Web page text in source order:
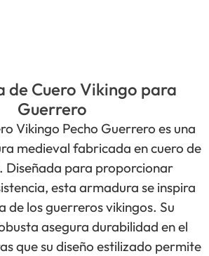
de Cuero Vikingo para
Guerrero
Vikingo Pecho Guerrero es una
medieval fabricada en cuero de
Diseñada para proporcionar
esta armadura se inspira
de los guerreros vikingos. Su
asegura durabilidad en el
que su diseño estilizado permite